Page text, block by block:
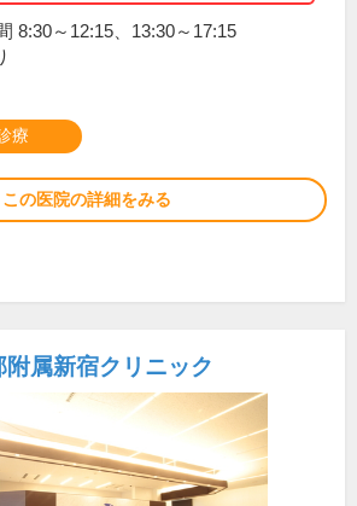
8:30～12:15、13:30～17:15
療
この医院の詳細をみる
属新宿クリニック